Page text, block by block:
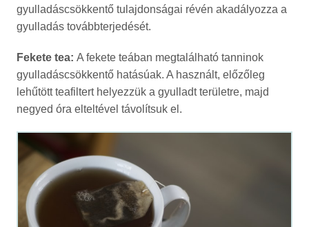
gyulladáscsökkentő tulajdonságai révén akadályozza a
gyulladás továbbterjedését.
Fekete tea: A fekete teában megtalálható tanninok
gyulladáscsökkentő hatásúak. A használt, előzőleg
lehűtött teafiltert helyezzük a gyulladt területre, majd
negyed óra elteltével távolítsuk el.